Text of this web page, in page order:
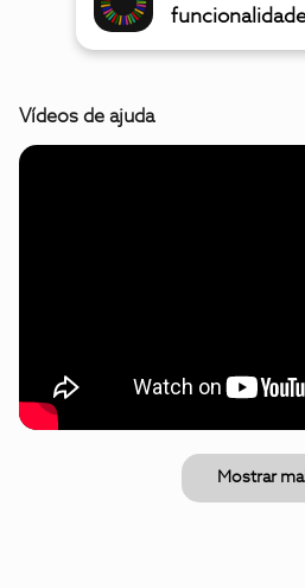
Vídeos de ajuda
Mostrar